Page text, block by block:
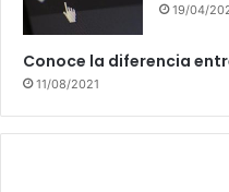
19/04/
Conoce la diferencia
11/08/2021